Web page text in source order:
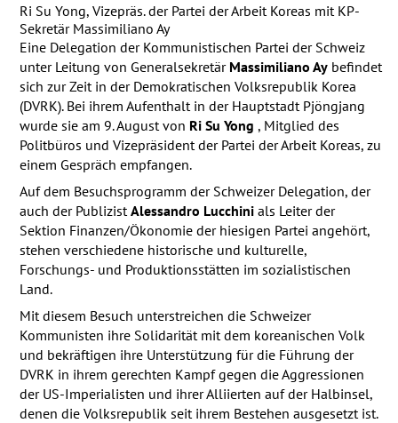
Ri Su Yong, Vizepräs. der Partei der Arbeit Koreas mit KP-
Sekretär Massimiliano Ay
Eine Delegation der Kommunistischen Partei der Schweiz
unter Leitung von Generalsekretär Massimiliano Aybefindet
sich zur Zeit in der Demokratischen Volksrepublik Korea
(DVRK). Bei ihrem Aufenthalt in der Hauptstadt Pjöngjang
wurde sie am 9. August von Ri Su Yong , Mitglied des
Politbüros und Vizepräsident der Partei der Arbeit Koreas, zu
einem Gespräch empfangen.
Auf dem Besuchsprogramm der Schweizer Delegation, der
auch der Publizist Alessandro Lucchinials Leiter der
Sektion Finanzen/Ökonomie der hiesigen Partei angehört,
stehen verschiedene historische und kulturelle,
Forschungs- und Produktionsstätten im sozialistischen
Land.
Mit diesem Besuch unterstreichen die Schweizer
Kommunisten ihre Solidarität mit dem koreanischen Volk
und bekräftigen ihre Unterstützung für die Führung der
DVRK in ihrem gerechten Kampf gegen die Aggressionen
der US-Imperialisten und ihrer Alliierten auf der Halbinsel,
denen die Volksrepublik seit ihrem Bestehen ausgesetzt ist.